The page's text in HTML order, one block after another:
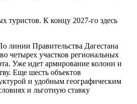
туристов. К концу 2027-го здесь
линии Правительства Дагестана
четырех участков региональных
Уже идет армирование колонн и
Еще шесть объектов
и удобным географическим
и льготную ставку